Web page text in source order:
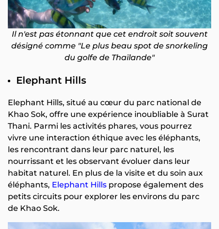
Il n'est pas étonnant que cet endroit soit souvent
désigné comme "Le plus beau spot de snorkeling
du golfe de Thaïlande"
Elephant Hills
Elephant Hills, situé au cœur du parc national de
Khao Sok, offre une expérience inoubliable à Surat
Thani. Parmi les activités phares, vous pourrez
vivre une interaction éthique avec les éléphants,
les rencontrant dans leur parc naturel, les
nourrissant et les observant évoluer dans leur
habitat naturel. En plus de la visite et du soin aux
éléphants, Elephant Hills propose également des
petits circuits pour explorer les environs du parc
de Khao Sok.